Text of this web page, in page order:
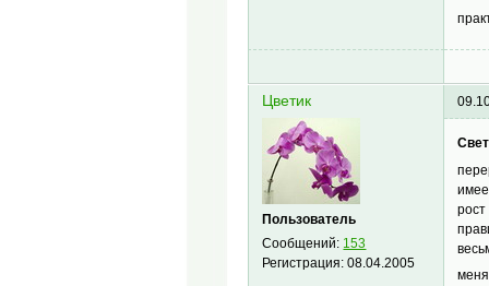
Цветик
Пользователь
Сообщений: 153
Регистрация:08.04.2005